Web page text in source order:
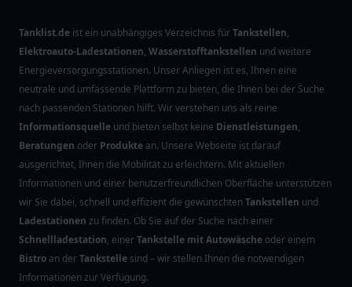
Tanklist.de ist ein unabhängiges Verzeichnis fürTankstellen,
Elektroauto-Ladestationen, Wasserstofftankstellen und weitere
Energieversorgungsstationen. Unser Anliegen ist es, Ihnen eine
neutrale und umfassende Plattform zu bieten, die Ihnen bei der Suche
nach passenden Stationen hilft. Wir verstehen uns als reine
Informationsquelle und bieten selbst keine Dienstleistungen,
Beratungen oder Produkte an. Unsere Webseite ist darauf
ausgerichtet, Ihnen die Mobilität zu erleichtern. Mit aktuellen
Informationen und einer benutzerfreundlichen Oberfläche unterstützen
wir Sie dabei, schnell und effizient die gewünschtenTankstellen und
Ladestationen zu finden. Ob Sie auf der Suche nach einer
Schnellladestation, einerTankstelle mit Autowäsche oder einem
Bistro an derTankstelle sind – wir stellen Ihnen die notwendigen
Informationen zur Verfügung.